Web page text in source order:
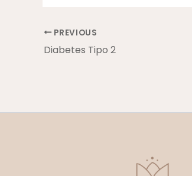
PREVIOUS
Diabetes Tipo 2